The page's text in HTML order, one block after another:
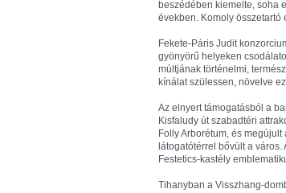
beszédében kiemelte, soha
években. Komoly összetartó
Fekete-Páris Judit
gyönyörű helyeken
múltjának történelmi,
kínálat szülessen, növelve
Az elnyert támogatásból a
Kisfaludy út szabadtéri
Folly Arborétum, és
látogatótérrel bővült a
Festetics-kastély
Tihanyban a Visszhang-